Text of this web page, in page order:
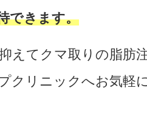
できます。
えてクマ取りの脂肪
クリニックへお気軽